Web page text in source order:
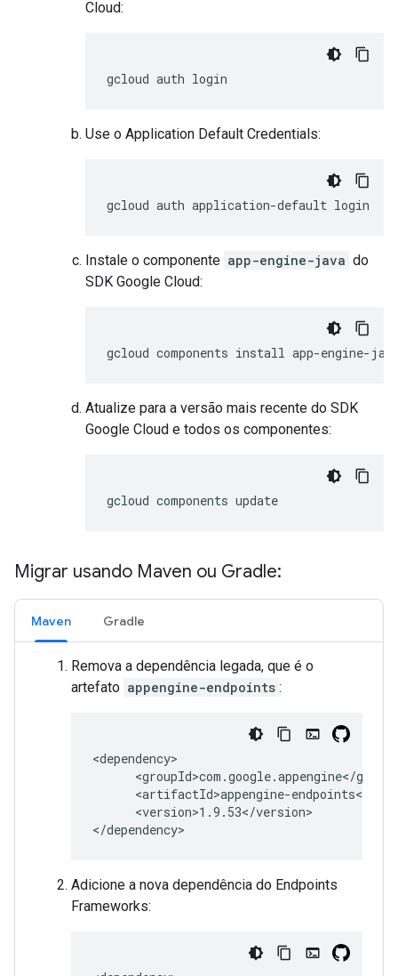
Cloud:
gcloud auth login
Use o Application Default Credentials:
gcloud auth application-default login
Instale o componente app-engine-java do
SDK Google Cloud:
gcloud components install app-engine-
Atualize para a versão mais recente do SDK
Google Cloud e todos os componentes:
gcloud components update
Migrar usando Maven ou Gradle:
Maven Gradle
Remova a dependência legada, que é o
artefato appengine-endpoints :
<version>1.9.53</version>
</dependency>
Adicione a nova dependência do Endpoints
Frameworks: